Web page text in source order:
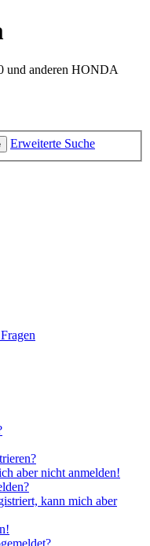
und anderen HONDA
Erweiterte Suche
aber nicht anmelden!
kann mich aber